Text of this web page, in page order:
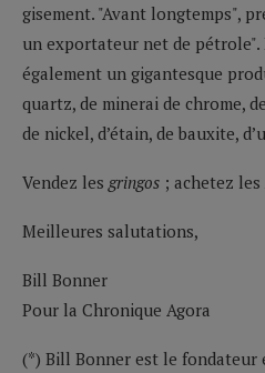
gisement. "Avant longtemps",
un exportateur net de pétrole".
également un gigantesque
quartz, de minerai de chrome,
de nickel, d’étain, de bauxite,
Vendez les gringos ; achetez les
Meilleures salutations,
Bill Bonner
Pour la Chronique Agora
(*) Bill Bonner est le fondateur